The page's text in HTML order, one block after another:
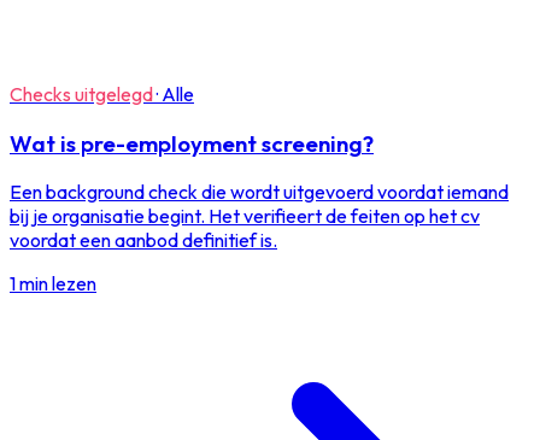
Checks uitgelegd· Alle
Wat is pre-employment screening?
Een background check die wordt uitgevoerd voordat iemand
bij je organisatie begint. Het verifieert de feiten op het cv
voordat een aanbod definitief is.
1 min lezen